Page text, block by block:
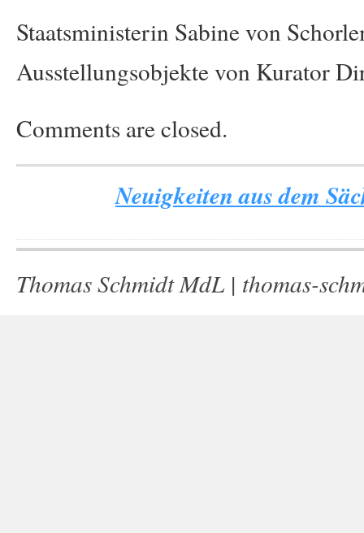
Staatsministerin Sabine von
Ausstellungsobjekte von Kurator
Comments are closed.
Neuigkeiten aus dem
Thomas Schmidt MdL | thomas-